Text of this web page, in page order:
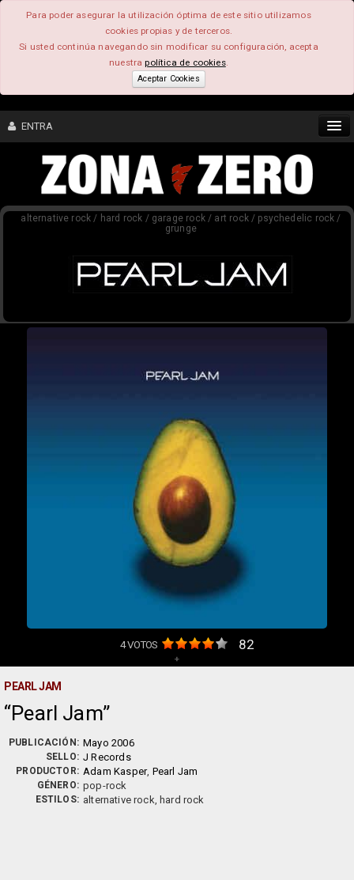
Para poder asegurar la utilización óptima de este sitio utilizamos
cookies propias y de terceros.
Si usted continúa navegando sin modificar su configuración, acepta
nuestrapolítica de cookies.
Aceptar Cookies
ENTRA
CONTENIDO
FEEEDBACK
alternative rock / hard rock / garage rock / art rock / psychedelic rock /
grunge
4VOTOS 82
+
PEARL JAM
Pearl Jam
PUBLICACIÓN: Mayo 2006
SELLO: J Records
PRODUCTOR: Adam Kasper, Pearl Jam
GÉNERO: pop-rock
ESTILOS: alternative rock, hard rock